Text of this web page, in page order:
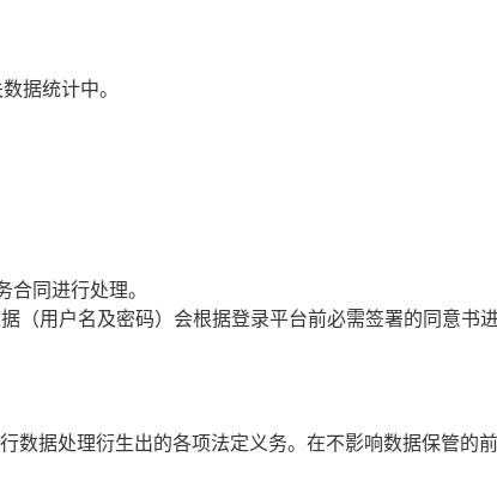
据统计中。
同进行处理。
（用户名及密码）会根据登录平台前必需签署的同意书
据处理衍生出的各项法定义务。在不影响数据保管的